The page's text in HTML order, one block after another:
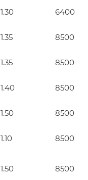
1.30 6400
1.35 8500
1.35 8500
1.40 8500
1.50 8500
1.10 8500
1.50 8500